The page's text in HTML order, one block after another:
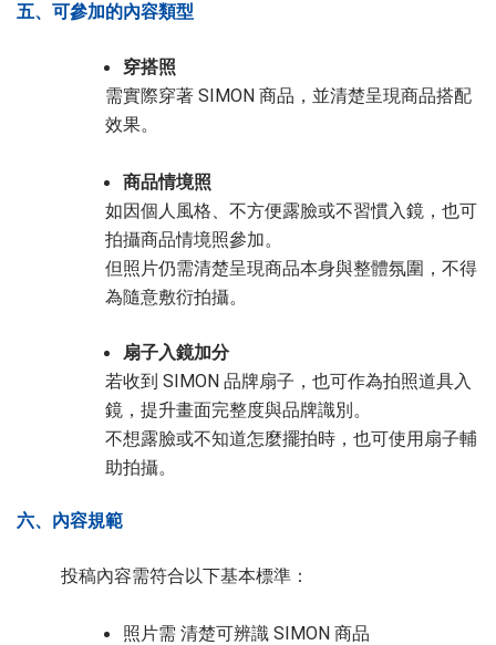
五、可參加的內容類型
穿搭照
需實際穿著 SIMON 商品，並清楚呈現商品搭配
效果。
商品情境照
如因個人風格、不方便露臉或不習慣入鏡，也可
拍攝商品情境照參加。
但照片仍需清楚呈現商品本身與整體氛圍，不得
為隨意敷衍拍攝。
扇子入鏡加分
若收到 SIMON 品牌扇子，也可作為拍照道具入
鏡，提升畫面完整度與品牌識別。
不想露臉或不知道怎麼擺拍時，也可使用扇子輔
助拍攝。
六、內容規範
投稿內容需符合以下基本標準：
照片需 清楚可辨識 SIMON 商品